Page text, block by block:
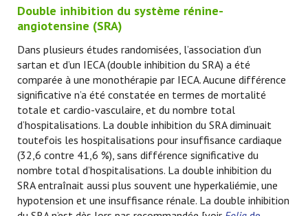
Double inhibition du système rénine-
angiotensine (SRA)
Dans plusieurs études randomisées, l’association d’un
sartan et d’un IECA (double inhibition du SRA) a été
comparée à une monothérapie par IECA. Aucune différence
significative n’a été constatée en termes de mortalité
totale et cardio-vasculaire, et du nombre total
d’hospitalisations. La double inhibition du SRA diminuait
toutefois les hospitalisations pour insuffisance cardiaque
(32,6 contre 41,6 %), sans différence significative du
nombre total d’hospitalisations. La double inhibition du
SRA entraînait aussi plus souvent une hyperkaliémie, une
hypotension et une insuffisance rénale. La double inhibition